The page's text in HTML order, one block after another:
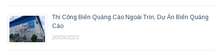
Thi Công Biển Quảng Cáo Ngoài Trời, Dự Án Biển Quảng
Cáo
20/09/2023